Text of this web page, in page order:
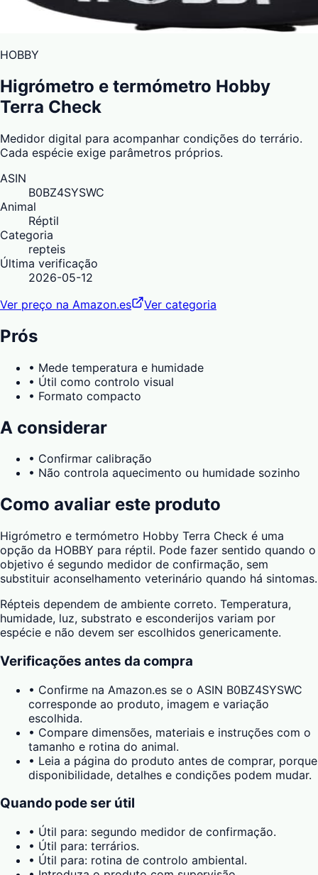
HOBBY
Higrómetro e termómetro Hobby
Terra Check
Medidor digital para acompanhar condições do terrário.
Cada espécie exige parâmetros próprios.
ASIN
B0BZ4SYSWC
Animal
Réptil
Categoria
repteis
Última verificação
2026-05-12
Ver preço na Amazon.es
Ver categoria
Prós
• Mede temperatura e humidade
• Útil como controlo visual
• Formato compacto
A considerar
• Confirmar calibração
• Não controla aquecimento ou humidade sozinho
Como avaliar este produto
Higrómetro e termómetro Hobby Terra Check é uma
opção da HOBBY para réptil. Pode fazer sentido quando o
objetivo é segundo medidor de confirmação, sem
substituir aconselhamento veterinário quando há sintomas.
Répteis dependem de ambiente correto. Temperatura,
humidade, luz, substrato e esconderijos variam por
espécie e não devem ser escolhidos genericamente.
Verificações antes da compra
• Confirme na Amazon.es se o ASIN B0BZ4SYSWC
corresponde ao produto, imagem e variação
escolhida.
• Compare dimensões, materiais e instruções com o
tamanho e rotina do animal.
• Leia a página do produto antes de comprar, porque
disponibilidade, detalhes e condições podem mudar.
Quando pode ser útil
• Útil para: segundo medidor de confirmação.
• Útil para: terrários.
• Útil para: rotina de controlo ambiental.